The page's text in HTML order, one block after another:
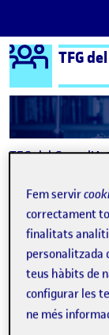
Saltar al contingut
Logo
TFG
TFG del Grau
la
i acte
Publicat per
Publicat
Aleix
Fem servir
correctament
finalitats
personalitzada
teus hàbits de
configurar les
ne més